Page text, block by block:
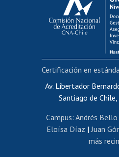
Postulación
Cursos internos
Bienestar
Portal de
Certificado
Certificado de
Editar
Av. Libertador
Santiago de Chile,
Campus: Andrés Bello
Eloísa Díaz |Juan
más
Certificación en